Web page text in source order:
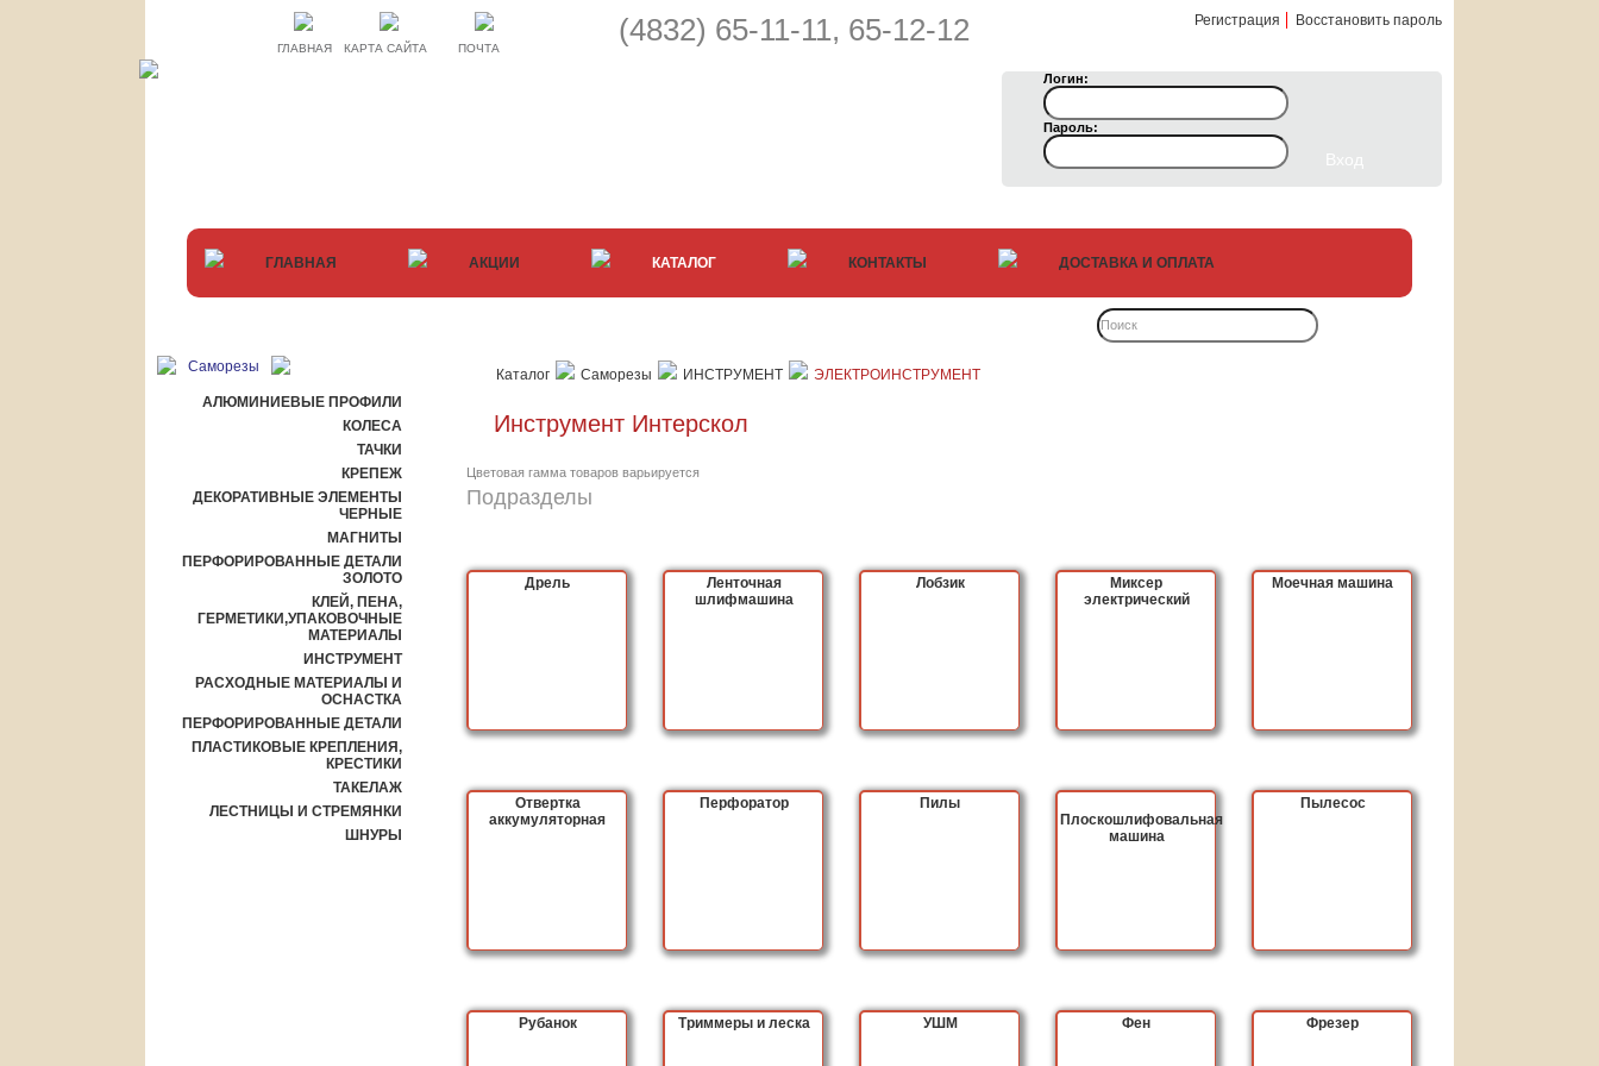
ГЛАВНАЯ КАРТА САЙТА ПОЧТА
(4832) 65-11-11, 65-12-12 Восстановить пароль
Регистрация
Логин:
Пароль:
ГЛАВНАЯ АКЦИИ КАТАЛОГ КОНТАКТЫ ДОСТАВКА И ОПЛАТА
Саморезы
АЛЮМИНИЕВЫЕ ПРОФИЛИ
КОЛЕСА
ТАЧКИ
КРЕПЕЖ
ДЕКОРАТИВНЫЕ ЭЛЕМЕНТЫ
ЧЕРНЫЕ
МАГНИТЫ
ПЕРФОРИРОВАННЫЕ ДЕТАЛИ
ЗОЛОТО
КЛЕЙ, ПЕНА,
ГЕРМЕТИКИ,УПАКОВОЧНЫЕ
МАТЕРИАЛЫ
ИНСТРУМЕНТ
РАСХОДНЫЕ МАТЕРИАЛЫ И
ОСНАСТКА
ПЕРФОРИРОВАННЫЕ ДЕТАЛИ
ПЛАСТИКОВЫЕ КРЕПЛЕНИЯ,
КРЕСТИКИ
ТАКЕЛАЖ
ЛЕСТНИЦЫ И СТРЕМЯНКИ
ШНУРЫ
Каталог Саморезы ИНСТРУМЕНТ ЭЛЕКТРОИНСТРУМЕНТ
Инструмент Интерскол
Цветовая гамма товаров варьируется
Подразделы
Дрель
Ленточная
шлифмашина
Лобзик
Миксер
электрический
Моечная машина
Отвертка
аккумуляторная
Перфоратор
Пилы
Плоскошлифовальная
машина
Пылесос
Рубанок Триммеры и леска УШМ Фен Фрезер